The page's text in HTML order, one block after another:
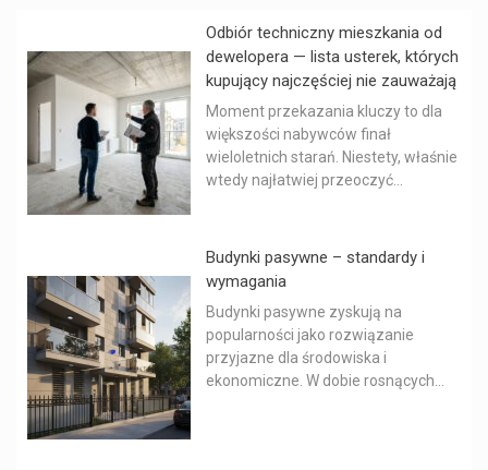
Odbiór techniczny mieszkania od
dewelopera — lista usterek, których
kupujący najczęściej nie zauważają
Moment przekazania kluczy to dla
większości nabywców finał
wieloletnich starań. Niestety, właśnie
wtedy najłatwiej przeoczyć...
Budynki pasywne – standardy i
wymagania
Budynki pasywne zyskują na
popularności jako rozwiązanie
przyjazne dla środowiska i
ekonomiczne. W dobie rosnących...